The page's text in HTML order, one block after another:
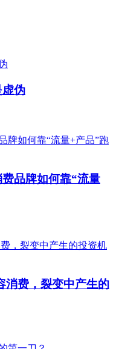
虚伪
品牌如何靠“流量
消费，裂变中产生的